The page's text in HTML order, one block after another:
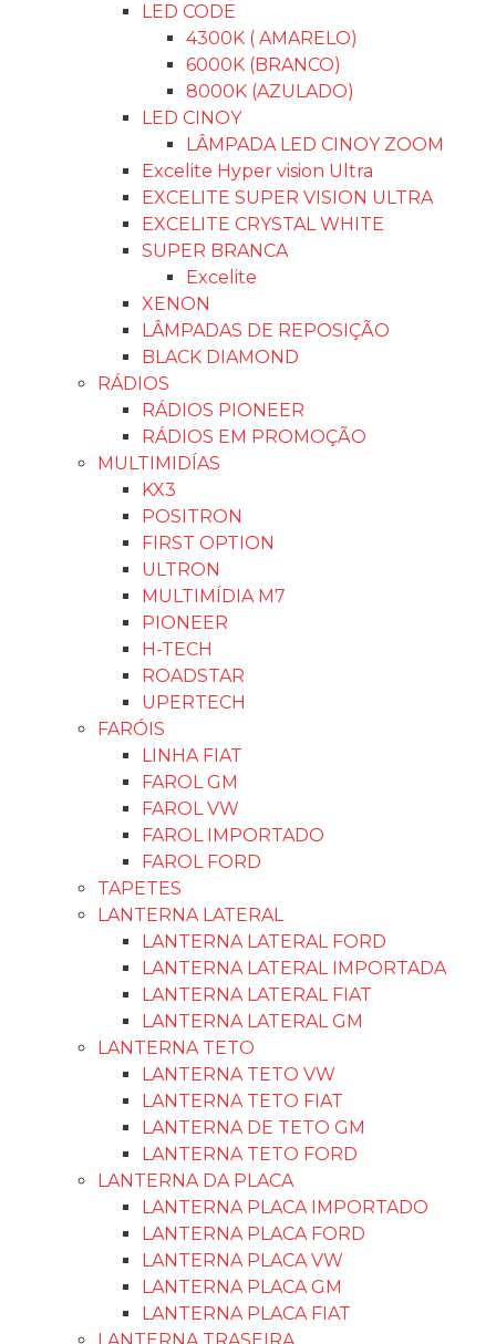
LED CODE
4300K ( AMARELO)
6000K (BRANCO)
8000K (AZULADO)
LED CINOY
LÂMPADA LED CINOY ZOOM
Excelite Hyper vision Ultra
EXCELITE SUPER VISION ULTRA
EXCELITE CRYSTAL WHITE
SUPER BRANCA
Excelite
XENON
LÂMPADAS DE REPOSIÇÃO
BLACK DIAMOND
RÁDIOS
RÁDIOS PIONEER
RÁDIOS EM PROMOÇÃO
MULTIMIDÍAS
KX3
POSITRON
FIRST OPTION
ULTRON
MULTIMÍDIA M7
PIONEER
H-TECH
ROADSTAR
UPERTECH
FARÓIS
LINHA FIAT
FAROL GM
FAROL VW
FAROL IMPORTADO
FAROL FORD
TAPETES
LANTERNA LATERAL
LANTERNA LATERAL FORD
LANTERNA LATERAL IMPORTADA
LANTERNA LATERAL FIAT
LANTERNA LATERAL GM
LANTERNA TETO
LANTERNA TETO VW
LANTERNA TETO FIAT
LANTERNA DE TETO GM
LANTERNA TETO FORD
LANTERNA DA PLACA
LANTERNA PLACA IMPORTADO
LANTERNA PLACA FORD
LANTERNA PLACA VW
LANTERNA PLACA GM
LANTERNA PLACA FIAT